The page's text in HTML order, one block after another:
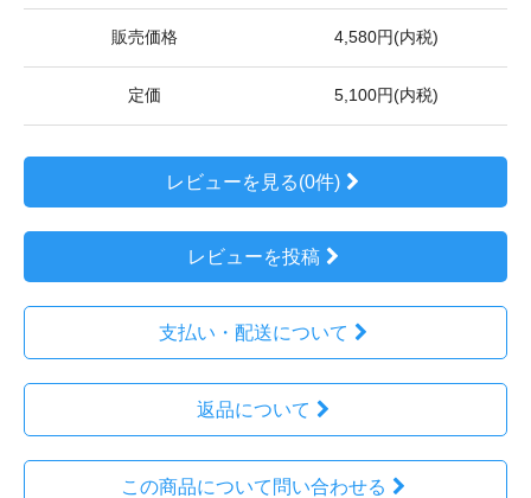
販売価格 4,580円(内税)
定価 5,100円(内税)
レビューを見る(0件)
レビューを投稿
支払い・配送について
返品について
この商品について問い合わせる